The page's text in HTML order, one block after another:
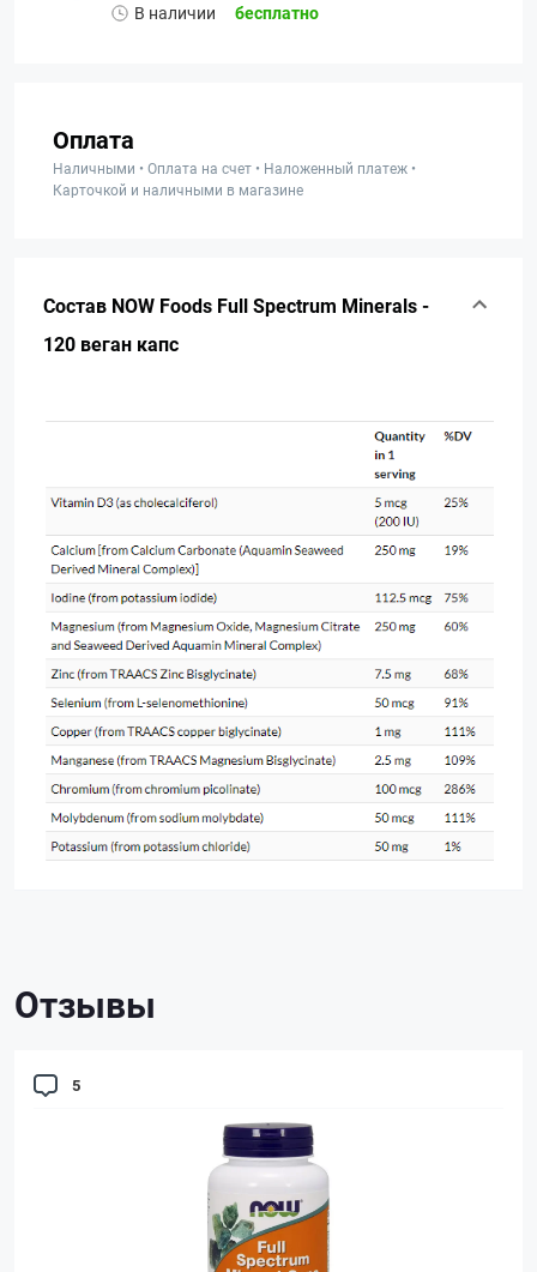
В наличии бесплатно
Оплата
Наличными • Оплата на счет • Наложенный платеж •
Карточкой и наличными в магазине
Состав NOW Foods Full Spectrum Minerals -
120 веган капс
Отзывы
5